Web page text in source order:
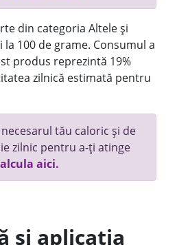
din categoria Altele și
100 de grame. Consumul a
produs reprezintă 19%
zilnică estimată pentru
tău caloric și de
zilnic pentru a-ți atinge
aici.
și aplicația